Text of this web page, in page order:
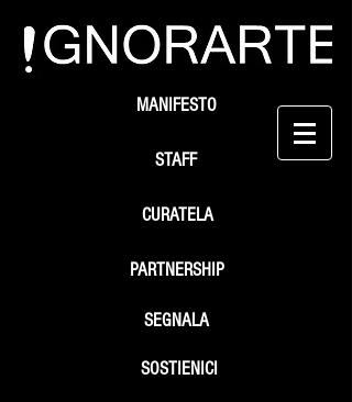
STAFF
SEGNALA
SOSTIENICI
MANIFESTO
PARTNERSHIP
CURATELA